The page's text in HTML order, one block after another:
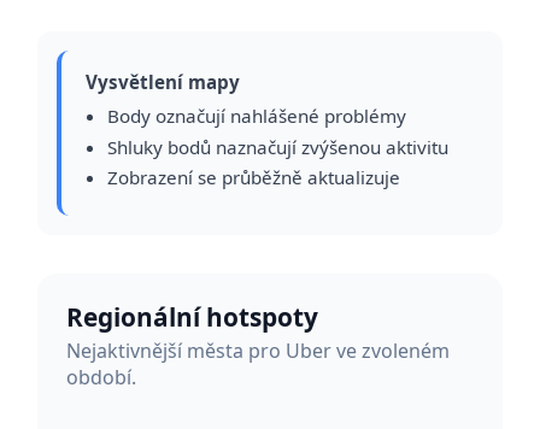
Vysvětlení mapy
Body označují nahlášené problémy
Shluky bodů naznačují zvýšenou aktivitu
Zobrazení se průběžně aktualizuje
Regionální hotspoty
Nejaktivnější města pro Uber ve zvoleném
období.